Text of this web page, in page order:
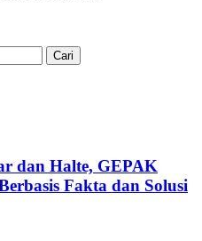
dan Halte, GEPAK
Fakta dan Solusi